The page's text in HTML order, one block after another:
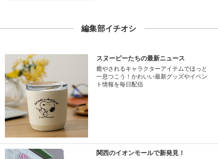
編集部イチオシ
スヌーピーたちの最新ニュース
癒やされるキャラクターアイテムでほっと
一息つこう！かわいい最新グッズやイベン
ト情報を毎日配信
関西のイオンモールで新発見！